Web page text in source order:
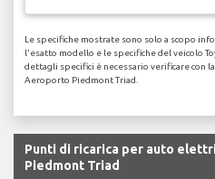
Le specifiche mostrate sono solo a scopo
l'esatto modello e le specifiche del veicolo
dettagli specifici è necessario verificare con
Aeroporto Piedmont Triad.
Punti di ricarica per auto
Piedmont Triad